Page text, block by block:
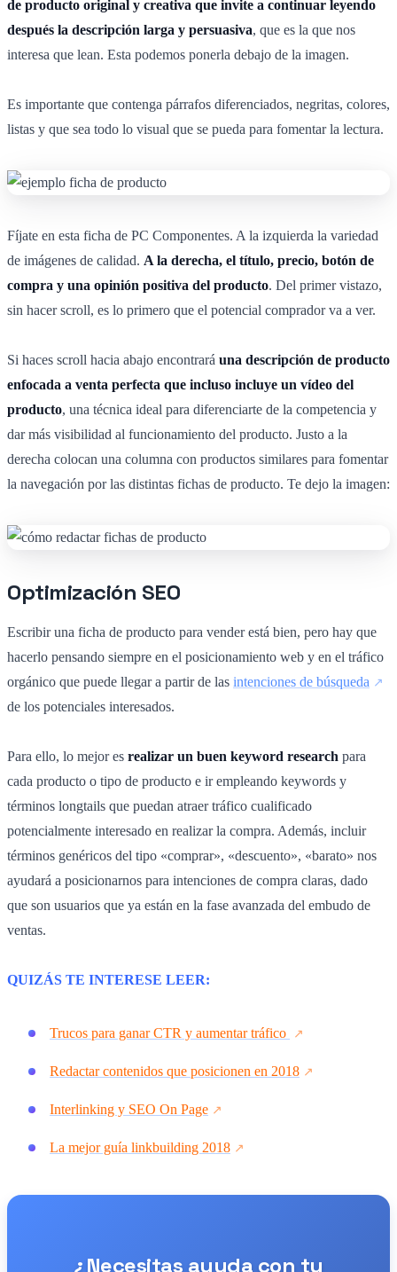
de producto original y creativa que invite a continuar leyendo
después la descripción larga y persuasiva, que es la que nos
interesa que lean. Esta podemos ponerla debajo de la imagen.
Es importante que contenga párrafos diferenciados, negritas, colores,
listas y que sea todo lo visual que se pueda para fomentar la lectura.
Fíjate en esta ficha de PC Componentes. A la izquierda la variedad
de imágenes de calidad. A la derecha, el título, precio, botón de
compra y una opinión positiva del producto. Del primer vistazo,
sin hacer scroll, es lo primero que el potencial comprador va a ver.
Si haces scroll hacia abajo encontrará una descripción de producto
enfocada a venta perfecta que incluso incluye un vídeo del
producto, una técnica ideal para diferenciarte de la competencia y
dar más visibilidad al funcionamiento del producto. Justo a la
derecha colocan una columna con productos similares para fomentar
la navegación por las distintas fichas de producto. Te dejo la imagen:
Optimización SEO
Escribir una ficha de producto para vender está bien, pero hay que
hacerlo pensando siempre en el posicionamiento web y en el tráfico
orgánico que puede llegar a partir de las intenciones de búsqueda
de los potenciales interesados.
Para ello, lo mejor es realizar un buen keyword research para
cada producto o tipo de producto e ir empleando keywords y
términos longtails que puedan atraer tráfico cualificado
potencialmente interesado en realizar la compra. Además, incluir
términos genéricos del tipo «comprar», «descuento», «barato» nos
ayudará a posicionarnos para intenciones de compra claras, dado
que son usuarios que ya están en la fase avanzada del embudo de
ventas.
QUIZÁS TE INTERESE LEER:
Trucos para ganar CTR y aumentar tráfico
Redactar contenidos que posicionen en 2018
Interlinking y SEO On Page
La mejor guía linkbuilding 2018
¿Necesitas ayuda con tu